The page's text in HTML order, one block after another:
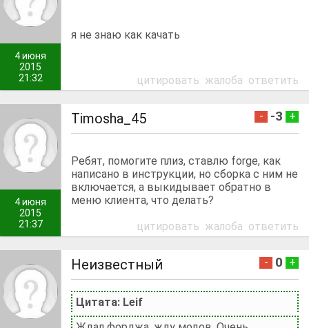
4 июня
2015
21:32
я не знаю как качать
цитировать жалоба ответить
4 июня
2015
21:37
Timosha_45 - -3 +
Ребят, помогите плиз, ставлю forge, как
написано в инструкции, но сборка с ним не
включается, а выкидывает обратно в
меню клиента, что делать?
цитировать жалоба ответить
Неизвестный - 0 +
Цитата: Lеif